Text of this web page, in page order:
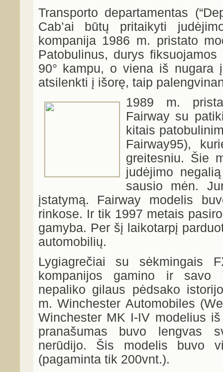
Transporto departamentas
Cab’ai būtų pritaikyti
kompanija 1986 m. pristato
Patobulinus, durys
90° kampu, o viena iš nugara
atsilenkti į išorę, taip
1989 m.
Fairway su
kitais
Fairway95),
greitesniu. Šie
judėjimo
sausio mėn.
įstatymą. Fairway modelis
rinkose. Ir tik 1997 metais
gamyba. Per šį laikotarpį
automobilių.
Lygiagrečiai su sėkmingais
kompanijos gamino ir savo
nepaliko gilaus pėdsako
m. Winchester Automobiles
Winchester MK I-IV modelius
pranašumas buvo lengvas
nerūdijo. Šis modelis buvo
(pagaminta tik 200vnt.).